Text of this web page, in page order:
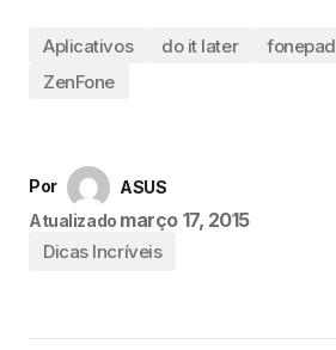
Aplicativos do it later fonepad
ZenFone
Por
ASUS
Atualizado março 17, 2015
Dicas Incríveis